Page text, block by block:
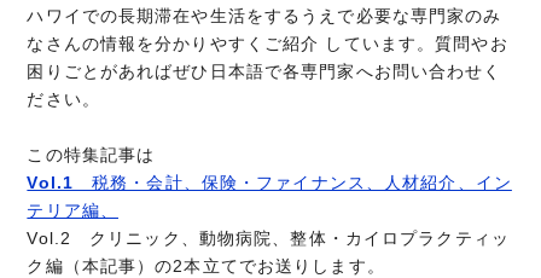
ハワイでの長期滞在や生活をするうえで必要な専門家のみ
なさんの情報を分かりやすくご紹介 しています。質問やお
困りごとがあればぜひ日本語で各専門家へお問い合わせく
ださい。
この特集記事は
Vol.1 税務・会計、保険・ファイナンス、人材紹介、イン
テリア編、
Vol.2
クリニック、動物病院、整体・カイロプラクティッ
ク編（本記事）の2本立てでお送りします。